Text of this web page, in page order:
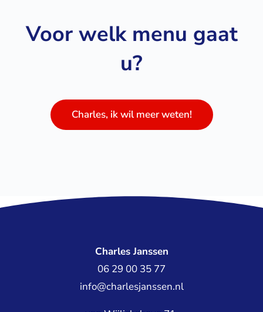
Voor welk menu gaat
u?
Charles, ik wil meer weten!
Charles Janssen
06 29 00 35 77
info@charlesjanssen.nl